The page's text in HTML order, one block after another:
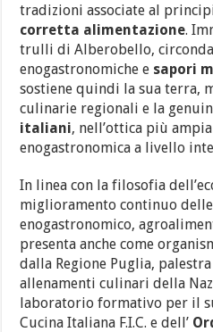
tradizioni associate al
corretta alimentazione.
trulli di Alberobello,
enogastronomiche e sapori
sostiene quindi la sua terra,
culinarie regionali e la
italiani, nell’ottica più
enogastronomica a livello
In linea con la filosofia
miglioramento continuo
enogastronomico,
presenta anche come
dalla Regione Puglia,
allenamenti culinari della
laboratorio formativo per il
Cucina Italiana F.I.C. e dell’